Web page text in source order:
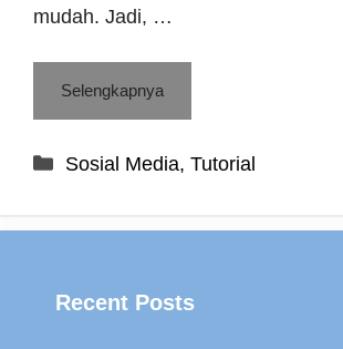
mudah. Jadi, …
Selengkapnya
Categories
Sosial Media, Tutorial
Recent Posts